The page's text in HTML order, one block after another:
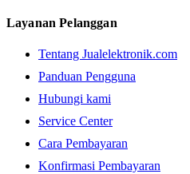
Layanan Pelanggan
Tentang Jualelektronik.com
Panduan Pengguna
Hubungi kami
Service Center
Cara Pembayaran
Konfirmasi Pembayaran